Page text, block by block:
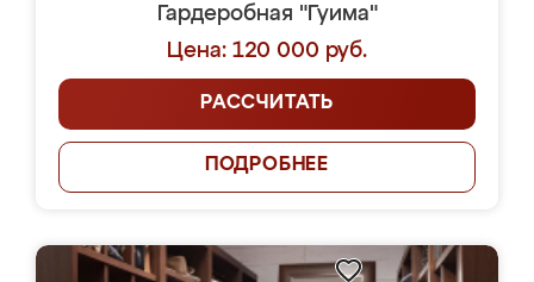
Гардеробная "Гуима"
Цена: 120 000 руб.
РАССЧИТАТЬ
ПОДРОБНЕЕ